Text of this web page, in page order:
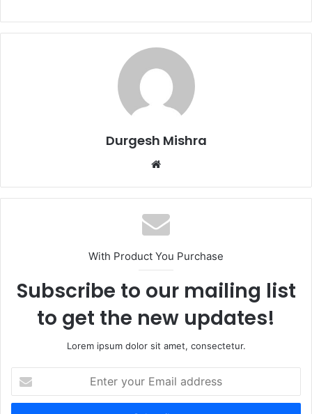
Durgesh Mishra
Website
With Product You Purchase
Subscribe to our mailing list
to get the new updates!
Lorem ipsum dolor sit amet, consectetur.
your
Email